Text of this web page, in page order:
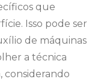
que
Isso pode ser
de máquinas
a técnica
considerando